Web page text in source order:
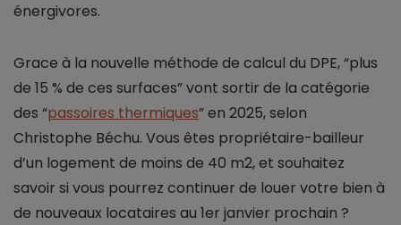
énergivores.
Grace à la nouvelle méthode de calcul du DPE, “plus
de 15 % de ces surfaces” vont sortir de la catégorie
des “passoires thermiques” en 2025, selon
Christophe Béchu. Vous êtes propriétaire-bailleur
d’un logement de moins de 40 m2, et souhaitez
savoir si vous pourrez continuer de louer votre bien à
de nouveaux locataires au 1er janvier prochain ?